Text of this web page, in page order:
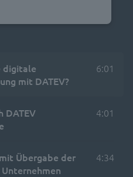
digitale
mit DATEV?
6:01
DATEV
4:01
Übergabe der
4:34